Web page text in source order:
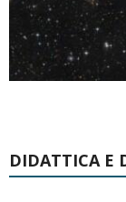
DIDATTICA E